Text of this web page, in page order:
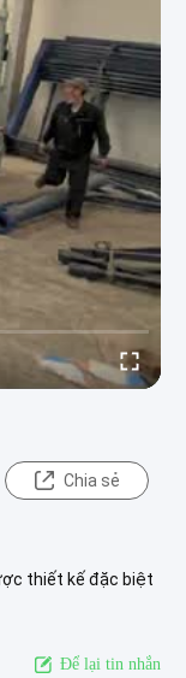
Chia sẻ
thiết kế đặc biệt
Để lại tin nhắn